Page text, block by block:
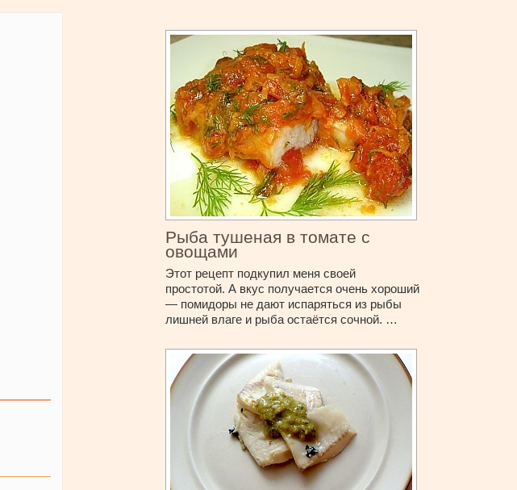
Рыба тушеная в томате с
овощами
Этот рецепт подкупил меня своей
простотой. А вкус получается очень хороший
— помидоры не дают испаряться из рыбы
лишней влаге и рыба остаётся сочной. …